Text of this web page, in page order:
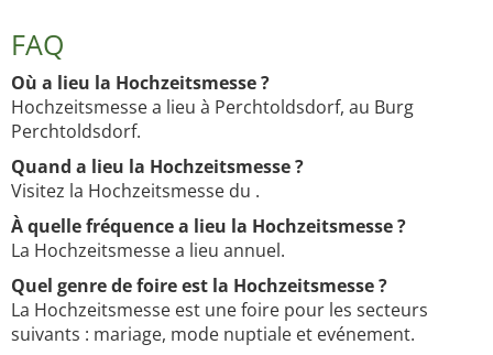
FAQ
Où a lieu la Hochzeitsmesse ?
Hochzeitsmesse a lieu à Perchtoldsdorf, au Burg
Perchtoldsdorf.
Quand a lieu la Hochzeitsmesse ?
Visitez la Hochzeitsmesse du .
À quelle fréquence a lieu la Hochzeitsmesse ?
La Hochzeitsmesse a lieu annuel.
Quel genre de foire est la Hochzeitsmesse ?
La Hochzeitsmesse est une foire pour les secteurs
suivants : mariage, mode nuptiale et evénement.